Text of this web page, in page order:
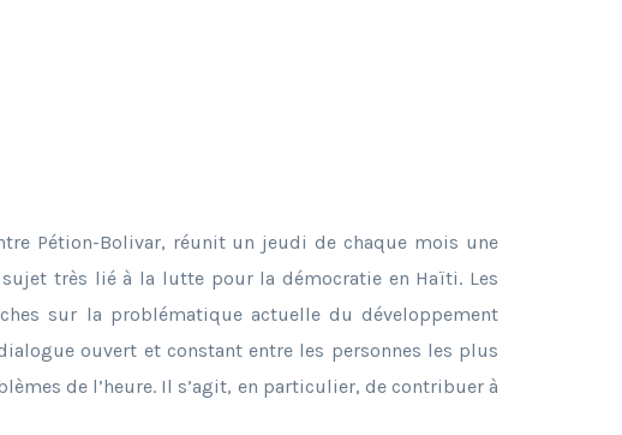
Pétion-Bolivar, réunit un jeudi de chaque mois une
très lié à la lutte pour la démocratie en Haïti. Les
sur la problématique actuelle du développement
ouvert et constant entre les personnes les plus
de l’heure. Il s’agit, en particulier, de contribuer à